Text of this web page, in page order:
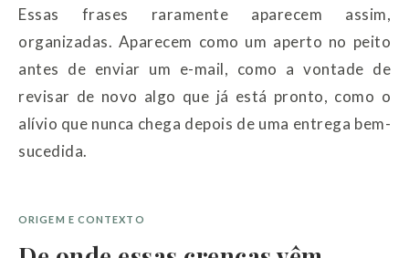
Essas frases raramente aparecem assim,
organizadas. Aparecem como um aperto no peito
antes de enviar um e-mail, como a vontade de
revisar de novo algo que já está pronto, como o
alívio que nunca chega depois de uma entrega bem-
sucedida.
ORIGEM E CONTEXTO